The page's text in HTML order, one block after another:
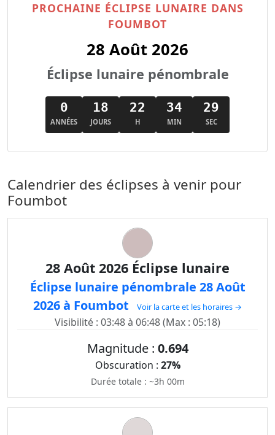
PROCHAINE ÉCLIPSE LUNAIRE DANS
FOUMBOT
28 Août 2026
Éclipse lunaire pénombrale
0
ANNÉES
18
JOURS
22
H
34
MIN
28
SEC
Calendrier des éclipses à venir pour
Foumbot
28 Août 2026 Éclipse lunaire
Éclipse lunaire pénombrale 28 Août
2026 à Foumbot
Voir la carte et les horaires →
Visibilité : 03:48 à 06:48 (Max : 05:18)
Magnitude : 0.694
Obscuration : 27%
Durée totale : ~3h 00m